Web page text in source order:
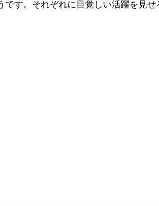
です。それぞれに目覚しい活躍を見せ